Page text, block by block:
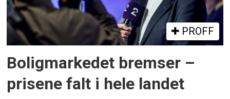
PROFF
Boligmarkedet bremser –
prisene falt i hele landet